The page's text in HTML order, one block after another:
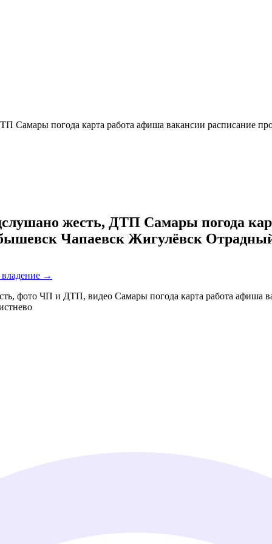
Самары погода карта работа афиша вакансии расписание
жесть, ДТП Самары погода
Чапаевск Жигулёвск
владение →
фото ЧП и ДТП, видео Самары погода карта работа афиша